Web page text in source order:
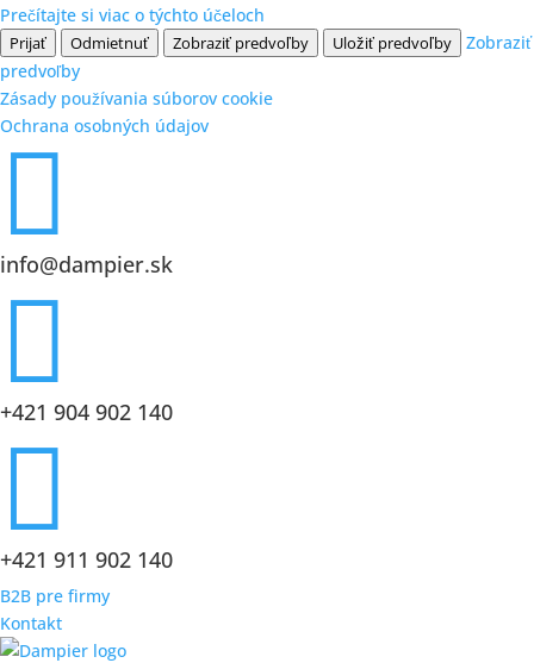
Prečítajte si viac o týchto účeloch
Prijať Odmietnuť Zobraziť predvoľby Uložiť predvoľby
Zobraziť
predvoľby
Zásady používania súborov cookie
Ochrana osobných údajov

info@dampier.sk

+421 904 902 140

+421 911 902 140
B2B pre firmy
Kontakt